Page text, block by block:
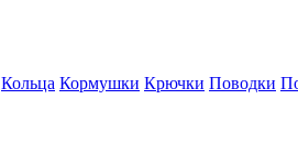
Кольца Кормушки Крючки Поводки